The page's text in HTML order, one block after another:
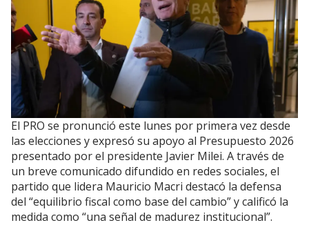
El PRO se pronunció este lunes por primera vez desde
las elecciones y expresó su apoyo al Presupuesto 2026
presentado por el presidente Javier Milei. A través de
un breve comunicado difundido en redes sociales, el
partido que lidera Mauricio Macri destacó la defensa
del “equilibrio fiscal como base del cambio” y calificó la
medida como “una señal de madurez institucional”.